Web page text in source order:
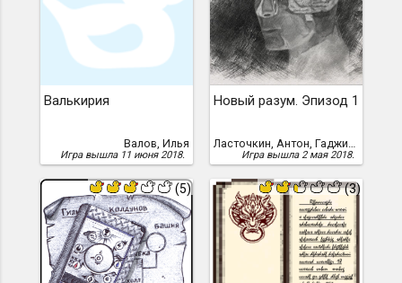
Валькирия
Валов, Илья
Игра вышла 11 июня 2018.
Новый разум. Эпизод 1
Ласточкин, Антон, Гаджимурадов, Алик
Игра вышла 2 мая 2018.
(5) (3)